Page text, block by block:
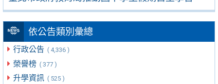
依公告類別彙總
行政公告 ( 4,336 )
榮譽榜 ( 377 )
升學資訊 ( 525 )